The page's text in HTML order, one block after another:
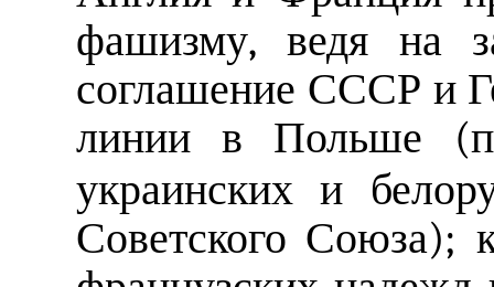
фашизму, ведя на
соглашение СССР и
линии в Польше
украинских и
Советского Союза);